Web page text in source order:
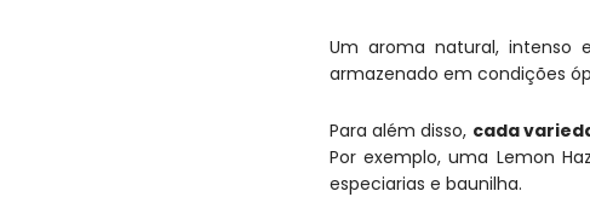
Um aroma natural, intenso
armazenado em condições
Para além disso, cada
Por exemplo, uma Lemon
especiarias e baunilha.